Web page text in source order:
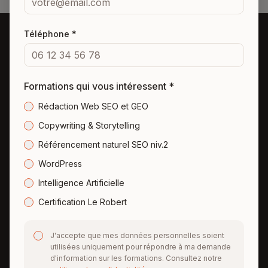
Téléphone *
Formations qui vous intéressent *
Rédaction Web SEO et GEO
Copywriting & Storytelling
Référencement naturel SEO niv.2
WordPress
Intelligence Artificielle
Certification Le Robert
J'accepte que mes données personnelles soient
utilisées uniquement pour répondre à ma demande
d'information sur les formations. Consultez notre
Comptoir desRédacteurs
pour des contenus qui captent l'attention et
convertissent. Organisme certifié Qualiopi.
Formations
Rédaction Web SEO et GEO
Copywriting & Storytelling
Tarifs & Financement